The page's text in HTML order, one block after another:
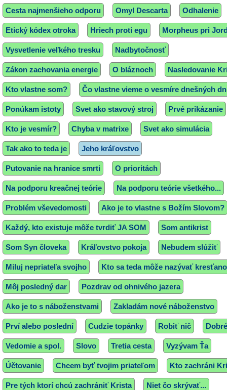
Cesta najmenšieho odporu Omyl Descarta Odhalenie
Etický kódex otroka Hriech proti egu Morpheus pri
Vysvetlenie veľkého tresku Nadbytočnosť
Zákon zachovania energie O bláznoch Nasledovanie
Kto vlastne som? Čo vlastne vieme o vesmíre dnešných
Ponúkam istoty Svet ako stavový stroj Prvé prikázanie
Kto je vesmír? Chyba v matrixe Svet ako simulácia
Tak ako to teda je Jeho kráľovstvo
Putovanie na hranice smrti O prioritách
Na podporu kreačnej teórie Na podporu teórie všetkého...
Problém vševedomosti Ako je to vlastne s Božím Slovom?
Každý, kto existuje môže tvrdiť JA SOM Som antikrist
Som Syn človeka Kráľovstvo pokoja Nebudem slúžiť
Miluj nepriateľa svojho Kto sa teda môže nazývať
Môj posledný dar Pozdrav od ohnivého jazera
Ako je to s náboženstvami Zakladám nové náboženstvo
Prví alebo poslední Cudzie topánky Robiť nič
Vedomie a spol. Slovo Tretia cesta Vyzývam Ťa
Účtovanie Chcem byť tvojim priateľom Kto zachráni
Pre tých ktorí chcú zachrániť Krista Niet čo skrývať...